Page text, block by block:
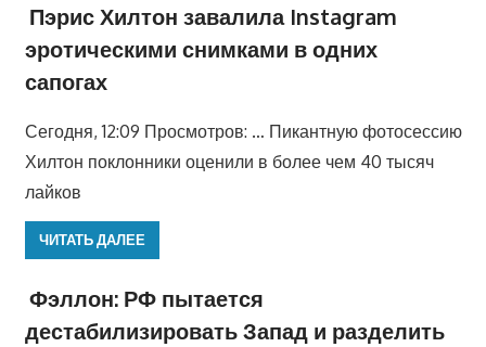
Пэрис Хилтон завалила Instagram
эротическими снимками в одних
сапогах
Сегодня, 12:09 Просмотров: … Пикантную фотосессию
Хилтон поклонники оценили в более чем 40 тысяч
лайков
ЧИТАТЬ ДАЛЕЕ
Фэллон: РФ пытается
дестабилизировать Запад и разделить